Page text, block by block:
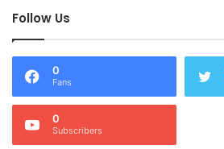
Follow Us
0
Fans
0
Subscribers